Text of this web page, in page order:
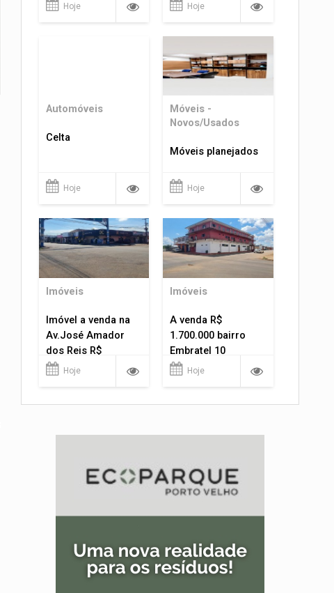
Hoje Hoje
Automóveis
Celta
Hoje
Móveis -
Novos/Usados
Móveis planejados
Hoje
Imóveis
Imóvel a venda na
Av.José Amador
dos Reis R$
1.400.000
Hoje
Imóveis
A venda R$
1.700.000 bairro
Embratel 10
apartamentos!
Hoje